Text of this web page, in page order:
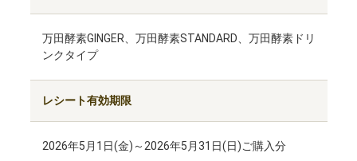
万田酵素GINGER、万田酵素STANDARD、万田酵素ドリ
ンクタイプ
レシート有効期限
2026年5月1日(金)～2026年5月31日(日)ご購入分